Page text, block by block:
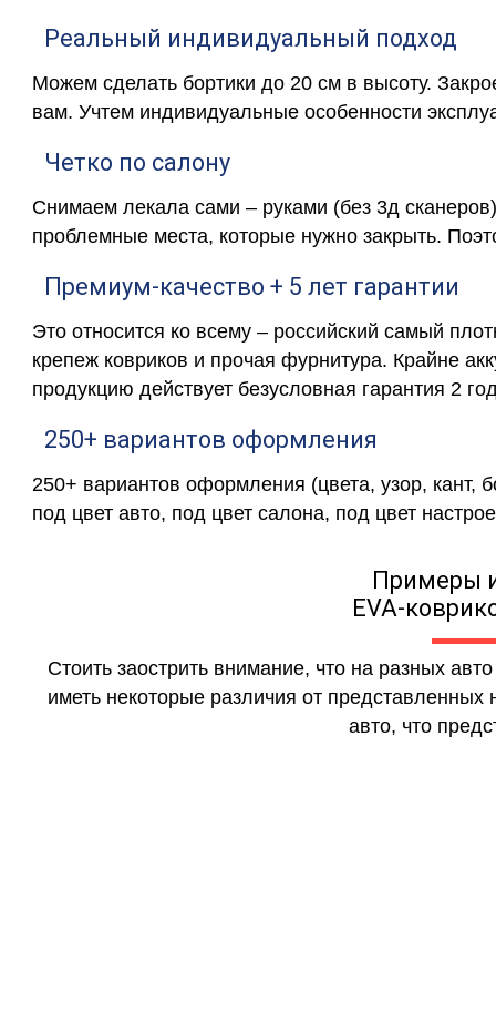
Реальный индивидуальный подход
Можем сделать бортики до 20 см в высоту.
вам. Учтем индивидуальные особенности
Четко по салону
Снимаем лекала сами – руками (без 3д
проблемные места, которые нужно закрыть.
Премиум-качество + 5 лет гарантии
Это относится ко всему – российский самый
крепеж ковриков и прочая фурнитура. Крайне
продукцию действует безусловная гарантия 2
250+ вариантов оформления
250+ вариантов оформления (цвета, узор, кант,
под цвет авто, под цвет салона, под цвет
Примеры
EVA-
Стоить заострить внимание, что на разных
иметь некоторые различия от
авто, что